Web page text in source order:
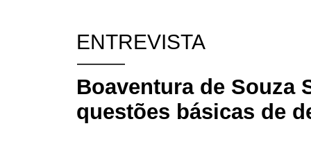
ENTREVISTA
Boaventura de Souza
questões básicas de